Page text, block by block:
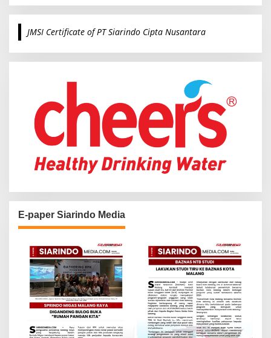
r
c
o
JMSI Certificate of PT Siarindo Cipta Nusantara
E-paper Siarindo Media